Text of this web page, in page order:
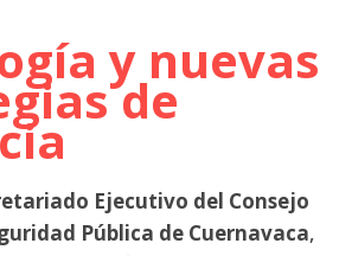
y nuevas
de
Ejecutivo del Consejo
Pública de Cuernavaca,